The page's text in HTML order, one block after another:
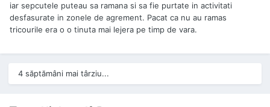
iar sepcutele puteau sa ramana si sa fie purtate in activitati
desfasurate in zonele de agrement. Pacat ca nu au ramas
tricourile era o o tinuta mai lejera pe timp de vara.
4 săptămâni mai târziu...